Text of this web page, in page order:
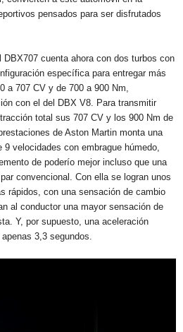
pensados para ser disfrutados
DBX707 cuenta ahora con dos turbos con
específica para entregar más
a 707 CV y de 700 a 900 Nm,
con el del DBX V8. Para transmitir
total sus 707 CV y los 900 Nm de
de Aston Martin monta una
velocidades con embrague húmedo,
de poderío mejor incluso que una
convencional. Con ella se logran unos
rápidos, con una sensación de cambio
al conductor una mayor sensación de
Y, por supuesto, una aceleración
3,3 segundos.